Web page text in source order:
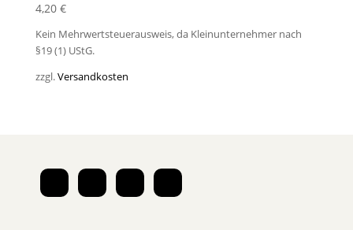
4,20 €
Kein Mehrwertsteuerausweis, da Kleinunternehmer nach
§19 (1) UStG.
zzgl.Versandkosten